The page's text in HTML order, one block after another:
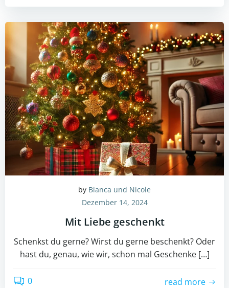
by Bianca und Nicole
Dezember 14, 2024
Mit Liebe geschenkt
Schenkst du gerne? Wirst du gerne beschenkt? Oder
hast du, genau, wie wir, schon mal Geschenke […]
0 read more